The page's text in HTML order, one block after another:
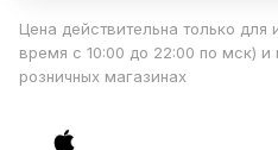
Цена действительна только для
время с 10:00 до 22:00 по мск) и
розничных магазинах